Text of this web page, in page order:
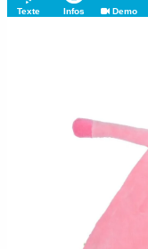
Texte Infos Demo